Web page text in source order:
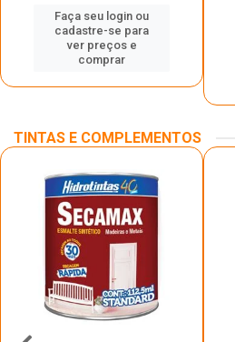
Faça seu login ou
cadastre-se para
ver preços e
comprar
TINTAS E COMPLEMENTOS